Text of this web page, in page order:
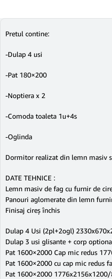
Pretul contine:
-Dulap 4 usi
-Pat 180×200
-Noptiera x 2
-Comoda toaleta 1u+4s
-Oglinda
Dormitor realizat din lemn masiv
DATE TEHNICE :
Lemn masiv de fag cu furnir de
Panouri aglomerate din lemn
Finisaj cireș închis
Dulap 4 Usi (2pl+2ogl)
Dulap 3 usi glisante + corp
Pat 1600×2000 Cap mic redus
Pat 1600×2000 cu cap mic redus
Pat 1600×2000